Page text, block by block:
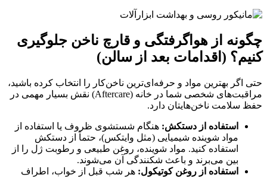
چگونه از هواگرفتگی و قارچ ناخن جلوگیری
کنیم؟ (اقدامات بعد از سالن)
حتی اگر بهترین مواد و حرفه‌ای‌ترین ناخن‌کار را انتخاب کرده باشید،
مراقبت‌های شخصی شما در خانه (Aftercare) نقش بسیار مهمی در
حفظ سلامت ناخن‌هایتان دارد.
استفاده از دستکش: هنگام شستشوی ظروف یا استفاده از
مواد شوینده شیمیایی (مثل وایتکس)، حتماً از دستکش
استفاده کنید. مواد شوینده، روغن طبیعی و رطوبت ژل را از
بین می‌برند و باعث شکنندگی آن می‌شوند.
استفاده از روغن کوتیکول: هر شب قبل از خواب، اطراف